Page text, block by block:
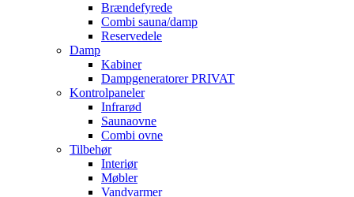
Brændefyrede
Combi sauna/damp
Reservedele
Damp
Kabiner
Dampgeneratorer PRIVAT
Kontrolpaneler
Infrarød
Saunaovne
Combi ovne
Tilbehør
Interiør
Møbler
Vandvarmer